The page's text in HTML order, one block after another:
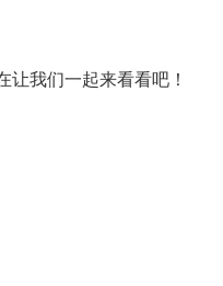
我们一起来看看吧！